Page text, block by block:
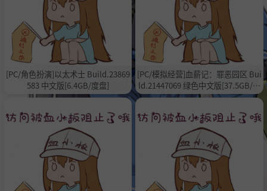
[PC/角色扮演]以太术士 Build.23869
583 中文版[6.4GB/度盘]
[PC/模拟经营]血薪记：罪恶园区 Bui
ld.21447069 绿色中文版[37.5GB/度
盘]